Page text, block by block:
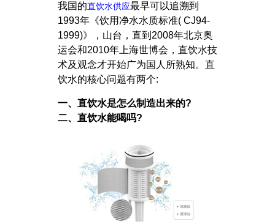
我国的直饮水供应最早可以追溯到
1993年《饮用净水水质标准( CJ94-
1999)》，山台，直到2008年北京奥
运会和2010年上海世博会，直饮水技
术及观念才开始广为国人所熟知。直
饮水的核心问题有两个:
一、直饮水是怎么制造出来的?
二、直饮水能喝吗?